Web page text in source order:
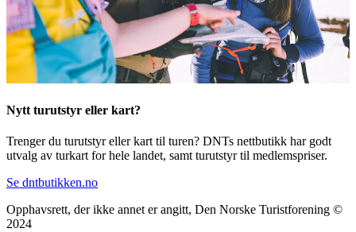
Nytt turutstyr eller kart?
Trenger du turutstyr eller kart til turen? DNTs nettbutikk har godt
utvalg av turkart for hele landet, samt turutstyr til medlemspriser.
Se dntbutikken.no
Opphavsrett, der ikke annet er angitt, Den Norske Turistforening ©
2024